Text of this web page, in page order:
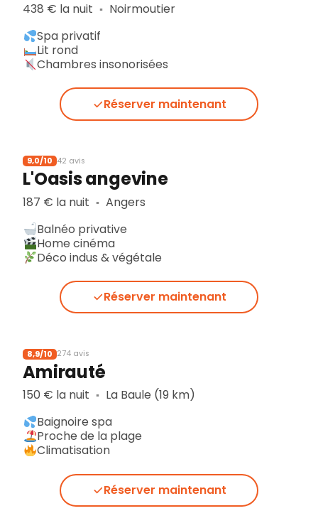
438 € la nuit ▪︎ Noirmoutier
Spa privatif
Lit rond
Chambres insonorisées
Réserver maintenant
9,0/10 42 avis
L'Oasis angevine
187 € la nuit ▪︎ Angers
Balnéo privative
Home cinéma
Déco indus & végétale
Réserver maintenant
8,9/10 274 avis
Amirauté
150 € la nuit ▪︎ La Baule (19 km)
Baignoire spa
Proche de la plage
Climatisation
Réserver maintenant